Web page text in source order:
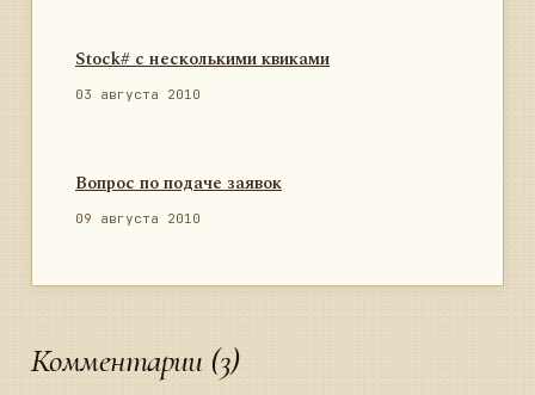
Stock# с несколькими квиками
03 августа 2010
Вопрос по подаче заявок
09 августа 2010
Комментарии (3)